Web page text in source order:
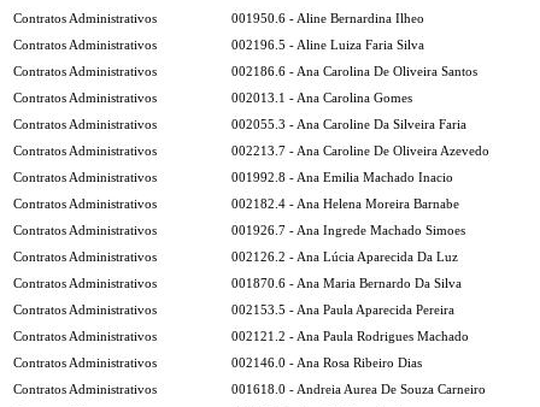
Contratos Administrativos
001950.6 - Aline Bernardina Ilheo
Contratos Administrativos
002196.5 - Aline Luiza Faria Silva
Contratos Administrativos
002186.6 - Ana Carolina De Oliveira Santos
Contratos Administrativos
002013.1 - Ana Carolina Gomes
Contratos Administrativos
002055.3 - Ana Caroline Da Silveira Faria
Contratos Administrativos
002213.7 - Ana Caroline De Oliveira Azevedo
Contratos Administrativos
001992.8 - Ana Emilia Machado Inacio
Contratos Administrativos
002182.4 - Ana Helena Moreira Barnabe
Contratos Administrativos
001926.7 - Ana Ingrede Machado Simoes
Contratos Administrativos
002126.2 - Ana Lúcia Aparecida Da Luz
Contratos Administrativos
001870.6 - Ana Maria Bernardo Da Silva
Contratos Administrativos
002153.5 - Ana Paula Aparecida Pereira
Contratos Administrativos
002121.2 - Ana Paula Rodrigues Machado
Contratos Administrativos
002146.0 - Ana Rosa Ribeiro Dias
Contratos Administrativos
001618.0 - Andreia Aurea De Souza Carneiro